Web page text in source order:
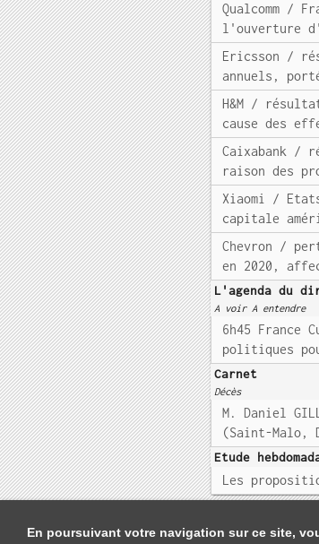
En poursuivant votre navigation sur ce site,
Qualcomm /
l'ouverture
Ericsson /
annuels,
H&M /
cause des
Caixabank /
raison des
Xiaomi /
capitale
Chevron /
en 2020,
L'agenda du
A voir A entendre
6h45 France
politiques
Carnet
Décès
M. Daniel
(Saint-Malo,
Etude
Les